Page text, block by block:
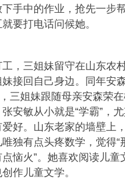
手中的作业，抢先一步
要打电话问候她。
，三姐妹留守在山东农
接回自己身边。同年安
三姐妹跟随母亲安森荣
安敏从小就是“学霸”，
好。山东老家的墙壁上
独有点头疼数学，觉得“
恼火”。她喜欢阅读儿童
作儿童文学。